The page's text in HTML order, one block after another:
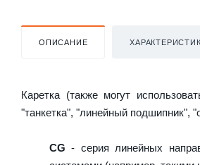
ОПИСАНИЕ
Каретка (также могут
"танкетка", "линейный подшипник",
CG - серия линейных